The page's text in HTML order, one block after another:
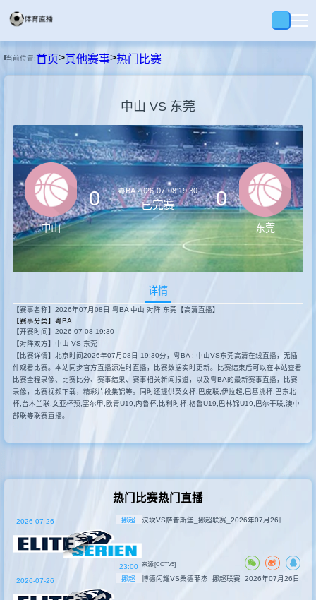
首页
足球
篮球
录播
集锦
速报
当前位置:首页>其他赛事>热门比赛
中山 VS 东莞
中山
0 粤BA2026-07-08 19:30
已完赛 0
东莞
详情
【赛事名称】2026年07月08日 粤BA 中山 对阵 东莞【高清直播】
【赛事分类】 粤BA
【开赛时间】2026-07-08 19:30
【对阵双方】中山 VS 东莞
【比赛详情】北京时间2026年07月08日 19:30分，粤BA : 中山VS东莞高清在线直播，无插
件观看比赛。本站同步官方直播源准时直播，比赛数据实时更新。比赛结束后可以在本站查看
比赛全程录像、比赛比分、赛事结果、赛事相关新闻报道，以及粤BA的最新赛事直播，比赛
录像，比赛视频下载，精彩片段集锦等。同时还提供英女杯,巴皮联,伊拉超,巴基挑杯,巴东北
杯,台木兰联,女亚杯预,塞尔甲,欧青U19,内鲁杯,比利时杯,格鲁U19,巴林锦U19,巴尔干联,澳中
部联等联赛直播。
热门比赛热门直播
挪超
23:00
2026-07-26 汉坎VS萨普斯堡_挪超联赛_2026年07月26日
来源:[CCTV5]
挪超
2026-07-26 博德闪耀VS桑德菲杰_挪超联赛_2026年07月26日